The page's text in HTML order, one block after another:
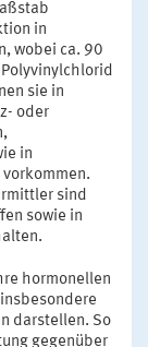
in
wobei ca. 90
sie in
oder
in
sind
sowie in
hormonellen
darstellen. So
gegenüber